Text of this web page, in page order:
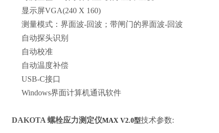
显示屏VGA(240 X 160)
测量模式：界面波-回波；带闸门的界面波-回波
自动探头识别
自动校准
自动温度补偿
USB-C接口
Windows界面计算机通讯软件
DAKOTA 螺栓应力测定仪MAX V2.0型技术参数: